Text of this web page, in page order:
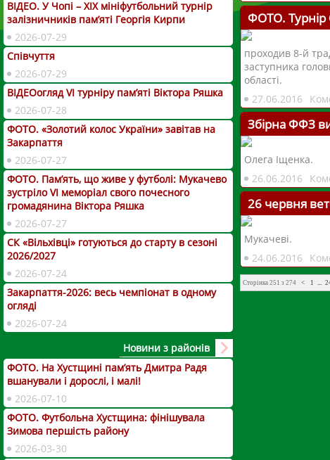
ФОТО. Турнір
проходив 8-й
заступника
області.
27.06.2016
Збірна ФФЗ
Олега Іщенка.
26.06.2016
26 червня
Мукачеві.
24.06.2016
Сторінка 251 з 274 < 1 ...
ВІДЕО. У Чопі – ХІХ мініфутбольний турнір
залізничників пам’яті Георгія Кирпи
2026-07-29
Співчуття
2026-07-29
ВІДЕОогляд VІ турніру пам’яті Віктора Ряшка
2026-07-28
ФОТО. «Золотий колос України» завітав на
Закарпаття
2026-07-27
ФОТО. Пам’ять, що живе у футболі: Мукачево
зустріло VI меморіал свого почесного
громадянина Віктора Ряшка
2026-07-27
СК «Вільхівці» готуються до старту в сезоні
2026/2027
2026-07-24
Закарпаття-2026: весь чемпіонат в одному
огляді
2026-07-24
Новини з районів
ФОТО. На Хустщині пам’ять Дмитра Радя
вшанували і дорослі, і малі!
2026-07-10
ФОТО. Футбольна Хустщина: фінішувала
Зимова першість району
2026-03-30